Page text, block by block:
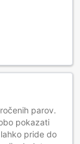
parov.
pokazati
pride do